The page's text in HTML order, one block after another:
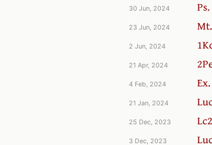
30 Jun, 2024
23 Jun, 2024
2 Jun, 2024
21 Apr, 2024
4 Feb, 2024
21 Jan, 2024
25 Dec, 2023
3 Dec, 2023